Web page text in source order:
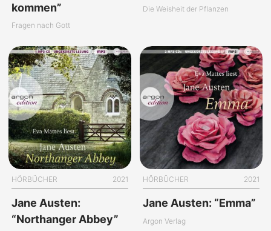
kommen”
Fragen nach Gott
Die Weisheit der Pflanzen
HÖRBÜCHER 2021
Jane Austen:
“Northanger Abbey”
HÖRBÜCHER 2021
Jane Austen: “Emma”
Argon Verlag